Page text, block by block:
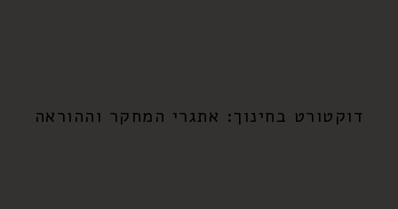
דוקטורט בחינוך: אתגרי המחקר וההוראה